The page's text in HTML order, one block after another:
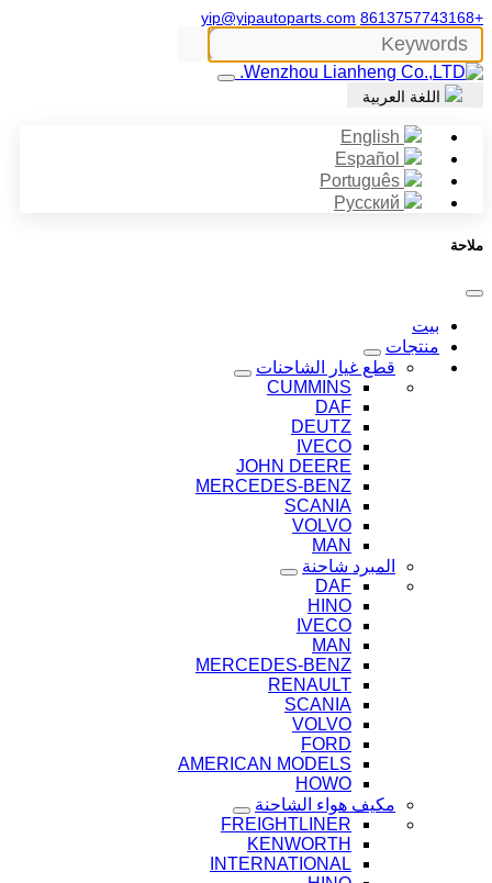
+8613757743168
yip@yipautoparts.com
اللغة العربية
ملاحة
بيت
منتجات
قطع غيار الشاحنات
CUMMINS
DAF
DEUTZ
IVECO
JOHN DEERE
MERCEDES-BENZ
SCANIA
VOLVO
MAN
المبرد شاحنة
DAF
HINO
IVECO
MAN
MERCEDES-BENZ
RENAULT
SCANIA
VOLVO
FORD
AMERICAN MODELS
HOWO
مكيف هواء الشاحنة
FREIGHTLINER
KENWORTH
INTERNATIONAL